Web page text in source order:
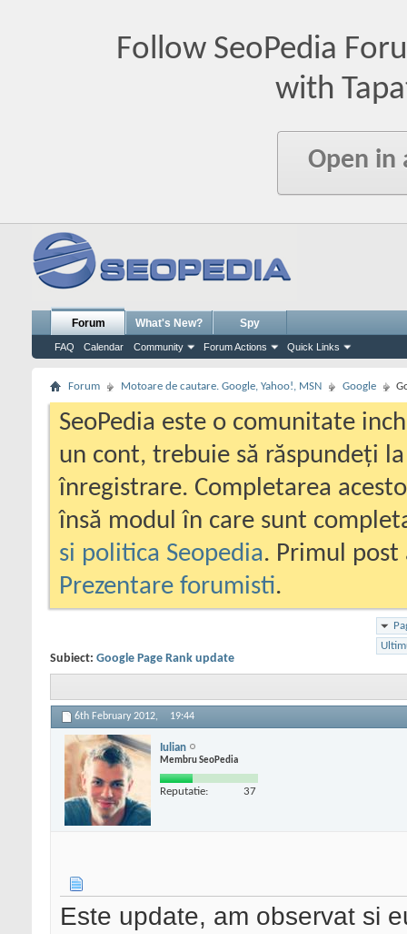
Follow SeoPedia
with
Open in
Forum
FAQ Calendar Community Forum Actions Quick Links
What's New? Spy
Forum Motoare de cautare. Google, Yahoo!, MSN Google
SeoPedia este o comunitate
un cont, trebuie să răspundeți
înregistrare. Completarea
însă modul în care sunt
si politica Seopedia. Primul
Prezentare forumisti.
Subiect: Google Page Rank update
6th February 2012, 19:44
Iulian
Membru SeoPedia
Reputatie: 37
Este update, am observat si